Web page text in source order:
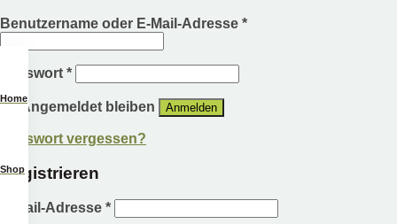
Home
Shop
Benutzername oder E-Mail-Adresse *
Passwort *
Angemeldet bleiben Anmelden
Passwort vergessen?
Registrieren
E-Mail-Adresse *